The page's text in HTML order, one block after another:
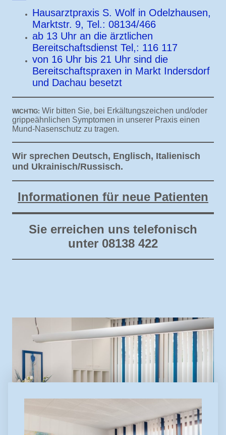
Hausarztpraxis S. Wolf in Odelzhausen,
Marktstr. 9, Tel.: 08134/466
ab 13 Uhr an die ärztlichen
Bereitschaftsdienst Tel,: 116 117
von 16 Uhr bis 21 Uhr sind die
Bereitschaftspraxen in Markt Indersdorf
und Dachau besetzt
WICHTIG: Wir bitten Sie, bei Erkältungszeichen und/oder
grippeähnlichen Symptomen in unserer Praxis einen
Mund-Nasenschutz zu tragen.
Wir sprechen Deutsch, Englisch, Italienisch
und Ukrainisch/Russisch.
Informationen für neue Patienten
Sie erreichen uns telefonisch
unter 08138 422